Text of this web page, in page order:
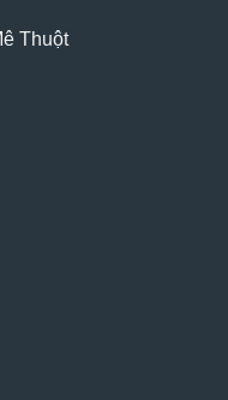
Thuột